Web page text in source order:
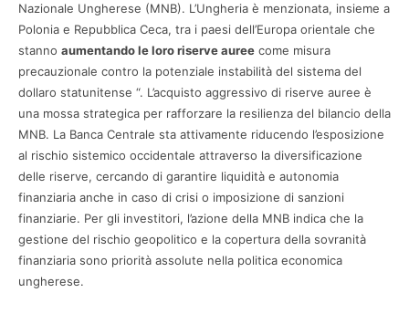
Nazionale Ungherese (MNB). L’Ungheria è menzionata, insieme a
Polonia e Repubblica Ceca, tra i paesi dell’Europa orientale che
stanno aumentando le loro riserve auree come misura
precauzionale contro la potenziale instabilità del sistema del
dollaro statunitense “. L’acquisto aggressivo di riserve auree è
una mossa strategica per rafforzare la resilienza del bilancio della
MNB. La Banca Centrale sta attivamente riducendo l’esposizione
al rischio sistemico occidentale attraverso la diversificazione
delle riserve, cercando di garantire liquidità e autonomia
finanziaria anche in caso di crisi o imposizione di sanzioni
finanziarie. Per gli investitori, l’azione della MNB indica che la
gestione del rischio geopolitico e la copertura della sovranità
finanziaria sono priorità assolute nella politica economica
ungherese.